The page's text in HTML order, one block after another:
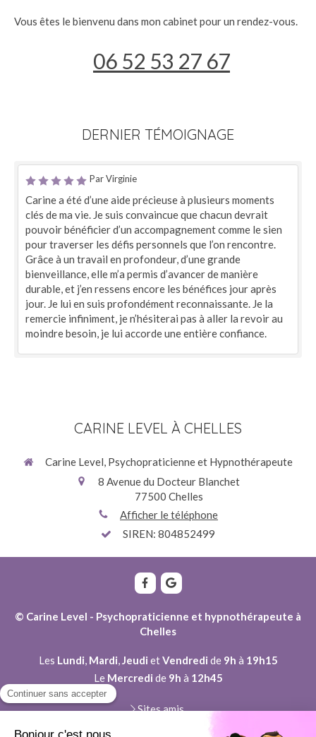
Vous êtes le bienvenu dans mon cabinet pour un rendez-vous.
06 52 53 27 67
DERNIER TÉMOIGNAGE
Par Virginie
Carine a été d’une aide précieuse à plusieurs moments
clés de ma vie. Je suis convaincue que chacun devrait
pouvoir bénéficier d’un accompagnement comme le sien
pour traverser les défis personnels que l’on rencontre.
Grâce à un travail en profondeur, d’une grande
bienveillance, elle m’a permis d’avancer de manière
durable, et j’en ressens encore les bénéfices jour après
jour. Je lui en suis profondément reconnaissante. Je la
remercie infiniment, je n’hésiterai pas à aller la revoir au
moindre besoin, je lui accorde une entière confiance.
CARINE LEVEL À CHELLES
Carine Level, Psychopraticienne et Hypnothérapeute
8 Avenue du Docteur Blanchet
77500 Chelles
Afficher le téléphone
SIREN: 804852499
© Carine Level - Psychopraticienne et hypnothérapeute à
Chelles
Les Lundi Mardi Jeudi etVendredi de 9h à 19h15
Le Mercredi de 9h à 12h45
Sites amis